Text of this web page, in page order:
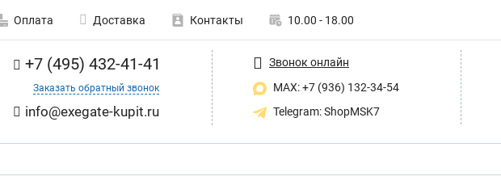
Оплата Доставка Контакты 10.00 - 18.00
+7 (495) 432-41-41
Заказать обратный звонок
info@exegate-kupit.ru
Звонок онлайн
MAX: +7 (936) 132-34-54
Telegram: ShopMSK7